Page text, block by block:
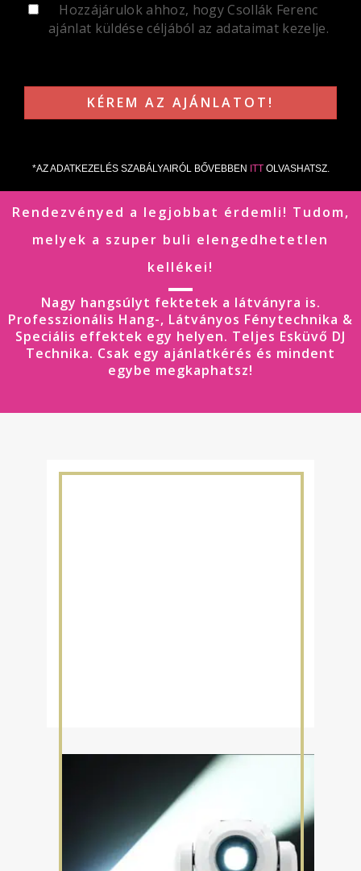
Hozzájárulok ahhoz, hogy Csollák Ferenc
ajánlat küldése céljából az adataimat kezelje.
*AZ ADATKEZELÉS SZABÁLYAIRÓL BŐVEBBEN ITT OLVASHATSZ.
Rendezvényed a legjobbat érdemli! Tudom,
melyek a szuper buli elengedhetetlen
kellékei!
Nagy hangsúlyt fektetek a látványra is.
Professzionális Hang-, Látványos Fénytechnika &
Speciális effektek egy helyen. Teljes Esküvő DJ
Technika. Csak egy ajánlatkérés és mindent
egybe megkaphatsz!